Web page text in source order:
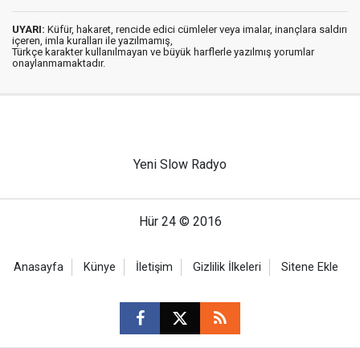
UYARI: Küfür, hakaret, rencide edici cümleler veya imalar, inançlara saldırı
içeren, imla kuralları ile yazılmamış,
Türkçe karakter kullanılmayan ve büyük harflerle yazılmış yorumlar
onaylanmamaktadır.
Yeni Slow Radyo
Hür 24 © 2016
Anasayfa Künye İletişim Gizlilik İlkeleri Sitene Ekle